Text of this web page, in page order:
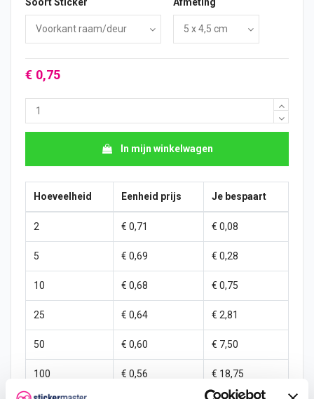
Soort Sticker Afmeting
€ 0,75
In mijn winkelwagen
Hoeveelheid Eenheid prijs Je bespaart
2 € 0,71 € 0,08
5 € 0,69 € 0,28
10 € 0,68 € 0,75
25 € 0,64 € 2,81
50 € 0,60 € 7,50
100 € 0,56 € 18,75